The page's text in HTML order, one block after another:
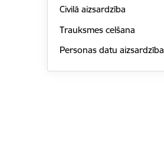
Civilā aizsardzība
Trauksmes celšana
Personas datu aizsardzība